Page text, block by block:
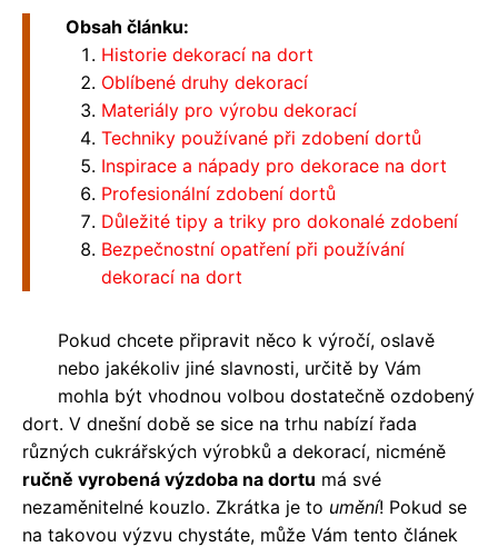
Obsah článku:
Historie dekorací na dort
Oblíbené druhy dekorací
Materiály pro výrobu dekorací
Techniky používané při zdobení dortů
Inspirace a nápady pro dekorace na dort
Profesionální zdobení dortů
Důležité tipy a triky pro dokonalé zdobení
Bezpečnostní opatření při používání
dekorací na dort
Pokud chcete připravit něco k výročí, oslavě
nebo jakékoliv jiné slavnosti, určitě by Vám
mohla být vhodnou volbou dostatečně ozdobený
dort. V dnešní době se sice na trhu nabízí řada
různých cukrářských výrobků a dekorací, nicméně
ručně vyrobená výzdoba na dortu má své
nezaměnitelné kouzlo. Zkrátka je to umění! Pokud se
na takovou výzvu chystáte, může Vám tento článek